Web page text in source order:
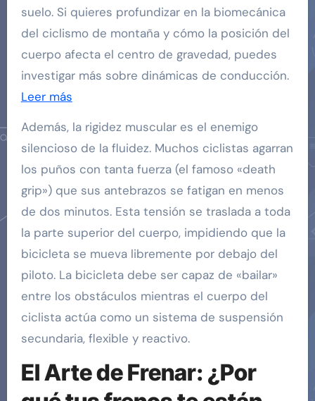
suelo. Si quieres profundizar en la biomecánica
del ciclismo de montaña y cómo la posición del
cuerpo afecta el centro de gravedad, puedes
investigar más sobre dinámicas de conducción.
Leer más
Además, la rigidez muscular es el enemigo
silencioso de la fluidez. Muchos ciclistas agarran
los puños con tanta fuerza (el famoso «death
grip») que sus antebrazos se fatigan en menos
de dos minutos. Esta tensión se traslada a toda
la parte superior del cuerpo, impidiendo que la
bicicleta se mueva libremente por debajo del
piloto. La bicicleta debe ser capaz de «bailar»
entre los obstáculos mientras el cuerpo del
ciclista actúa como un sistema de suspensión
secundaria, flexible y reactivo.
El Arte de Frenar: ¿Por